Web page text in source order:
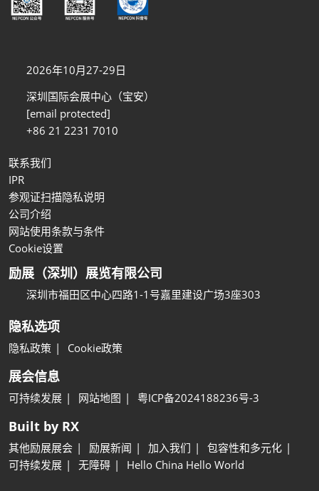
2026年10月27-29日
深圳国际会展中心（宝安）
[email protected]
+86 21 2231 7010
联系我们
IPR
参观证扫描隐私说明
公司介绍
网站使用条款与条件
Cookie设置
励展（深圳）展览有限公司
深圳市福田区中心四路1-1号嘉里建设广场3座303
隐私选项
隐私政策 Cookie政策
展会信息
可持续发展 网站地图 粤ICP备2024188236号-3
Built by RX
其他励展展会 励展新闻 加入我们
包容性和多元化
可持续发展
无障碍 Hello China Hello World